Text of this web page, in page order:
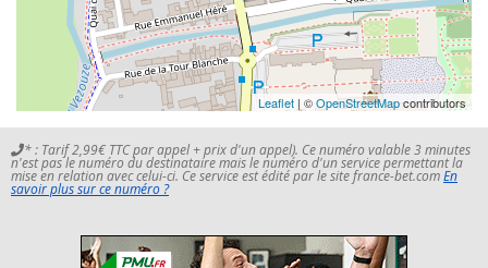
Leaflet | ©OpenStreetMapcontributors
* : Tarif 2,99€ TTC par appel + prix d'un appel). Ce numéro valable 3 minutes
n'est pas le numéro du destinataire mais le numéro d'un service permettant la
mise en relation avec celui-ci. Ce service est édité par le site france-bet.comEn
savoir plus sur ce numéro ?